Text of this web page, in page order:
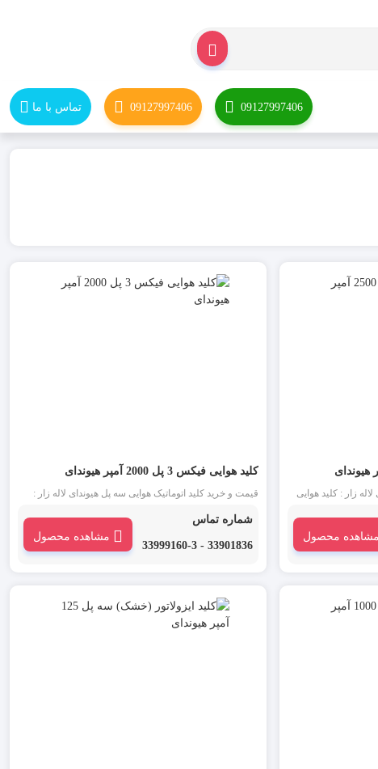
09127997406
09127997406 تماس با ما
زار : کلید هوایی
می شود.
مشاهده محصول
کلید هوایی فیکس 3 پل 2000 آمپر هیوندای
قیمت و خرید کلید اتوماتیک هوایی سه پل هیوندای لاله زار :
جریان های بالا و در ورودی تابلو برق فشار ضعیف استفاده می
شماره تماس
33901836 - 33999160-3
مشاهده محصول